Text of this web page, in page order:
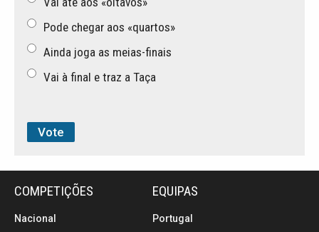
Pode chegar aos «quartos»
Ainda joga as meias-finais
Vai à final e traz a Taça
COMPETIÇÕES
Nacional
EQUIPAS
Portugal